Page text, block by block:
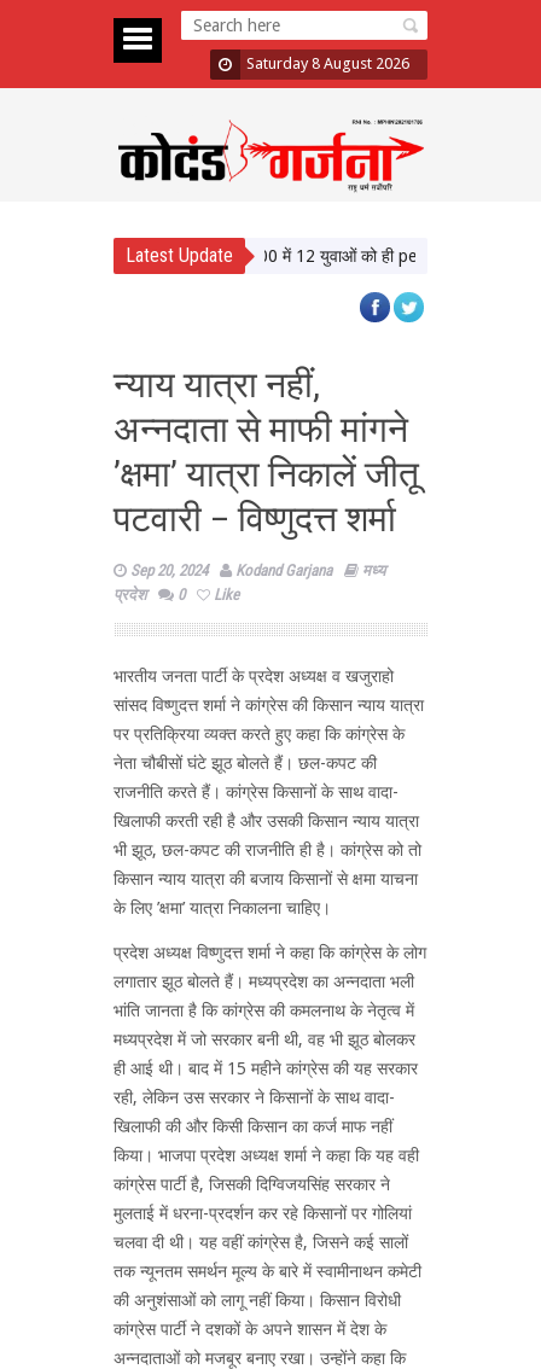
Saturday 8 August 2026
Latest Update
पर घेरा सरकार को, बोले- 1000 में 12 युवाओं को ही permanet Job
न्याय यात्रा नहीं,
अन्नदाता से माफी मांगने
’क्षमा’ यात्रा निकालें जीतू
पटवारी – विष्णुदत्त शर्मा
Sep 20, 2024 Kodand Garjana
मध्य
प्रदेश
0 Like
भारतीय जनता पार्टी के प्रदेश अध्यक्ष व खजुराहो
सांसद विष्णुदत्त शर्मा ने कांग्रेस की किसान न्याय यात्रा
पर प्रतिक्रिया व्यक्त करते हुए कहा कि कांग्रेस के
नेता चौबीसों घंटे झूठ बोलते हैं। छल-कपट की
राजनीति करते हैं। कांग्रेस किसानों के साथ वादा-
खिलाफी करती रही है और उसकी किसान न्याय यात्रा
भी झूठ, छल-कपट की राजनीति ही है। कांग्रेस को तो
किसान न्याय यात्रा की बजाय किसानों से क्षमा याचना
के लिए ’क्षमा’ यात्रा निकालना चाहिए।
प्रदेश अध्यक्ष विष्णुदत्त शर्मा ने कहा कि कांग्रेस के लोग
लगातार झूठ बोलते हैं। मध्यप्रदेश का अन्नदाता भली
भांति जानता है कि कांग्रेस की कमलनाथ के नेतृत्व में
मध्यप्रदेश में जो सरकार बनी थी, वह भी झूठ बोलकर
ही आई थी। बाद में 15 महीने कांग्रेस की यह सरकार
रही, लेकिन उस सरकार ने किसानों के साथ वादा-
खिलाफी की और किसी किसान का कर्ज माफ नहीं
किया। भाजपा प्रदेश अध्यक्ष शर्मा ने कहा कि यह वही
कांग्रेस पार्टी है, जिसकी दिग्विजयसिंह सरकार ने
मुलताई में धरना-प्रदर्शन कर रहे किसानों पर गोलियां
चलवा दी थी। यह वहीं कांग्रेस है, जिसने कई सालों
तक न्यूनतम समर्थन मूल्य के बारे में स्वामीनाथन कमेटी
की अनुशंसाओं को लागू नहीं किया। किसान विरोधी
कांग्रेस पार्टी ने दशकों के अपने शासन में देश के
अन्नदाताओं को मजबूर बनाए रखा। उन्होंने कहा कि